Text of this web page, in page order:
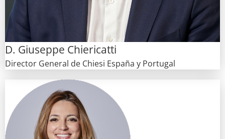
D. Giuseppe Chiericatti
Director General de Chiesi España y Portugal